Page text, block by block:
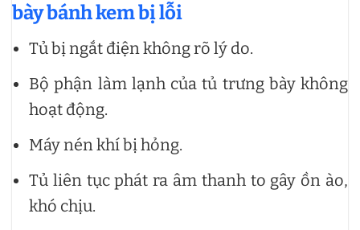
bày bánh kem bị lỗi
Tủ bị ngắt điện không rõ lý do.
Bộ phận làm lạnh của tủ trưng bày không
hoạt động.
Máy nén khí bị hỏng.
Tủ liên tục phát ra âm thanh to gây ồn ào,
khó chịu.